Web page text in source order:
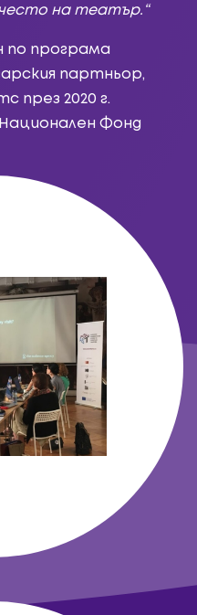
на театър.“
по програма
партньор,
през 2020 г.
Фонд